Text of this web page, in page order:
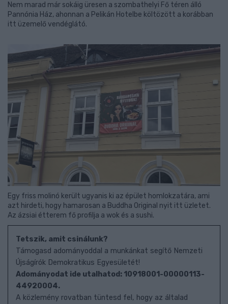
Nem marad már sokáig üresen a szombathelyi Fő téren álló
Pannónia Ház, ahonnan a Pelikán Hotelbe költözött a korábban
itt üzemelő vendéglátó.
Egy friss molinó került ugyanis ki az épület homlokzatára, ami
azt hirdeti, hogy hamarosan a Buddha Original nyit itt üzletet.
Az ázsiai étterem fő profilja a wok és a sushi.
Tetszik, amit csinálunk?
Támogasd adományoddal a munkánkat segítő Nemzeti
Újságírók Demokratikus Egyesületét!
Adományodat ide utalhatod: 10918001-00000113-
44920004.
A közlemény rovatban tüntesd fel, hogy az általad